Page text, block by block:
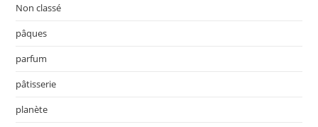
Non classé
pâques
parfum
pâtisserie
planète